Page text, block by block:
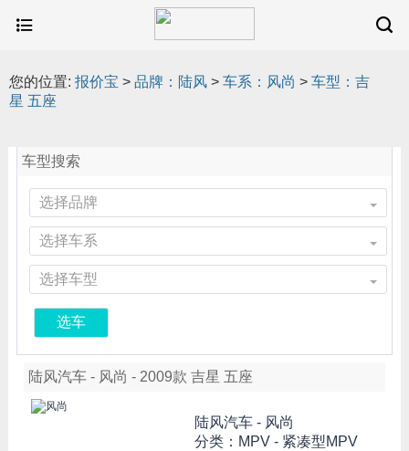
您的位置: 报价宝 > 品牌：陆风 > 车系：风尚 > 车型：吉
星 五座
车型搜索
选择品牌
选择车系
选择车型
选车
陆风汽车 - 风尚 - 2009款 吉星 五座
陆风汽车 - 风尚
分类：MPV - 紧凑型MPV